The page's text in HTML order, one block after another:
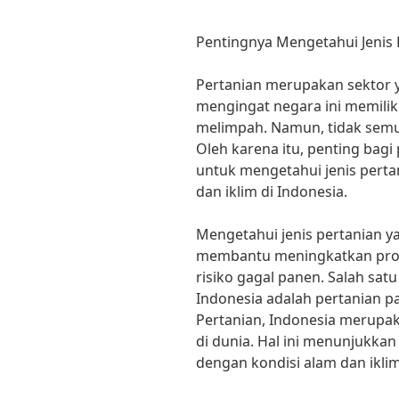
Pentingnya Mengetahui
Pertanian merupakan sektor
mengingat negara ini
melimpah. Namun, tidak
Oleh karena itu, penting
untuk mengetahui jenis
dan iklim di Indonesia.
Mengetahui jenis pertanian
membantu meningkatkan
risiko gagal panen. Salah
Indonesia adalah pertanian
Pertanian, Indonesia
di dunia. Hal ini
dengan kondisi alam dan